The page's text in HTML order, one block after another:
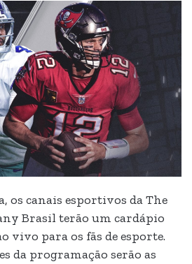
os canais esportivos da The
Brasil terão um cardápio
vivo para os fãs de esporte.
da programação serão as